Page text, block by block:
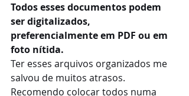
Todos esses documentos podem
ser digitalizados,
preferencialmente em PDF ou em
foto nítida.
Ter esses arquivos organizados me
salvou de muitos atrasos.
Recomendo colocar todos numa